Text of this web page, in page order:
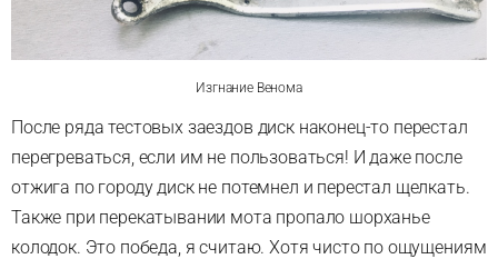
Изгнание Венома
После ряда тестовых заездов диск наконец-то перестал
перегреваться, если им не пользоваться! И даже после
отжига по городу диск не потемнел и перестал щелкать.
Также при перекатывании мота пропало шорханье
колодок. Это победа, я считаю. Хотя чисто по ощущениям